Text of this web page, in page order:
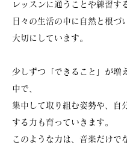
レッスンに通うことや練習す
日々の生活の中に自然と根づ
大切にしています。
少しずつ「できること」が増
中で、
集中して取り組む姿勢や、自
する力も育っていきます。
このような力は、音楽だけで